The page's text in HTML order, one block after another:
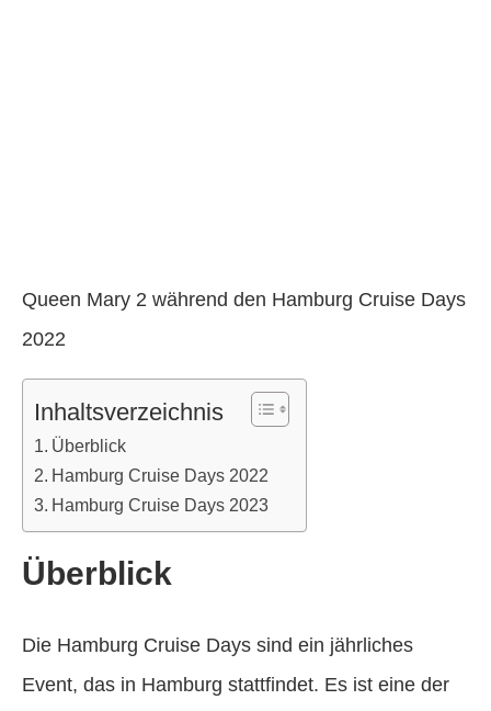
Queen Mary 2 während den Hamburg Cruise Days
2022
Inhaltsverzeichnis
Überblick
Hamburg Cruise Days 2022
Hamburg Cruise Days 2023
Überblick
Die Hamburg Cruise Days sind ein jährliches
Event, das in Hamburg stattfindet. Es ist eine der